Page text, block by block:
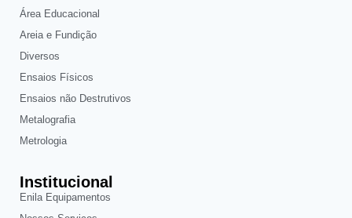
Área Educacional
Areia e Fundição
Diversos
Ensaios Físicos
Ensaios não Destrutivos
Metalografia
Metrologia
Institucional
Enila Equipamentos